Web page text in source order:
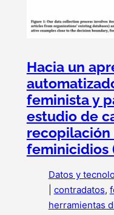
Hacia un
feminista y
estudio de
feminicidios
Datos y
contradatos,
herramientas